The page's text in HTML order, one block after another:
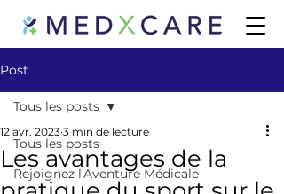
Post
Tous les posts
Rejoignez l'Aventure Médicale
Tous les posts
Les avantages de la
12 avr. 2023 3 min de lecture